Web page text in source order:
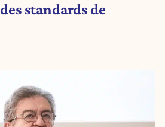
standards de